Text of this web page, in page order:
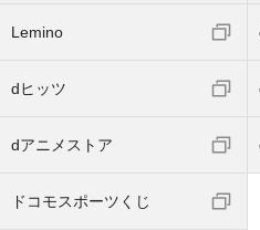
Lemino
dヒッツ
dアニメストア
ドコモスポーツくじ